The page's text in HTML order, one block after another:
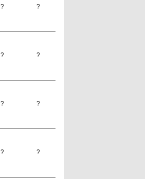
? ?
? ?
? ?
? ?